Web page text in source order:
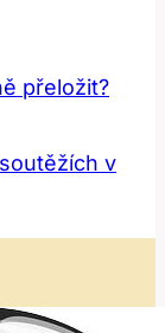
přeložit?
v